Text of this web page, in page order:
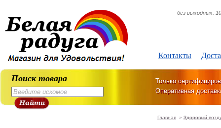
Контакты
без выходных.
Поиск товара
Только
Оперативная
Главная » Здоровый